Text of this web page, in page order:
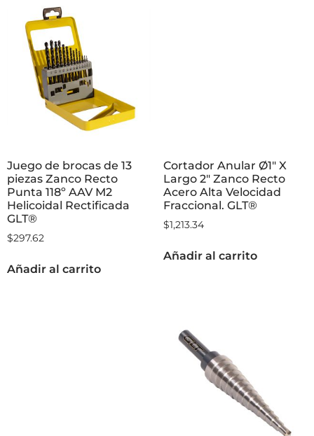
Juego de brocas de 13
piezas Zanco Recto
Punta 118º AAV M2
Helicoidal Rectificada
GLT®
$297.62
Añadir al carrito
Cortador Anular Ø1″ X
Largo 2″ Zanco Recto
Acero Alta Velocidad
Fraccional. GLT®
$1,213.34
Añadir al carrito